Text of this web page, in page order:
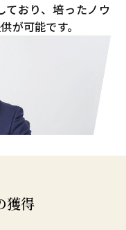
ており、培ったノウ
が可能です。
獲得